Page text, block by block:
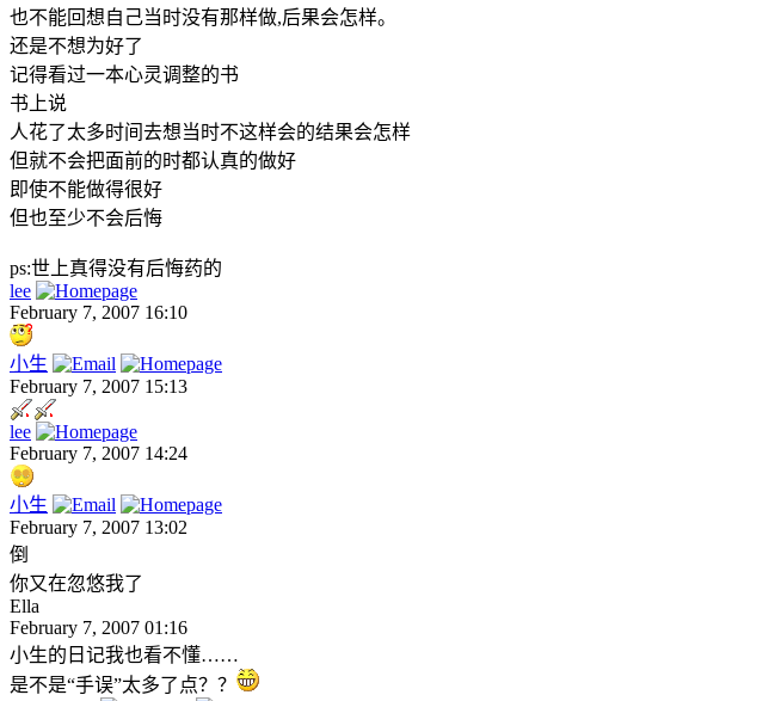
也不能回想自己当时没有那样做,后果会怎样。
还是不想为好了
记得看过一本心灵调整的书
书上说
人花了太多时间去想当时不这样会的结果会怎样
但就不会把面前的时都认真的做好
即使不能做得很好
但也至少不会后悔
ps:世上真得没有后悔药的
lee
February 7, 2007 16:10
小生
February 7, 2007 15:13
lee
February 7, 2007 14:24
小生
February 7, 2007 13:02
倒
你又在忽悠我了
Ella
February 7, 2007 01:16
小生的日记我也看不懂……
是不是“手误”太多了点？？